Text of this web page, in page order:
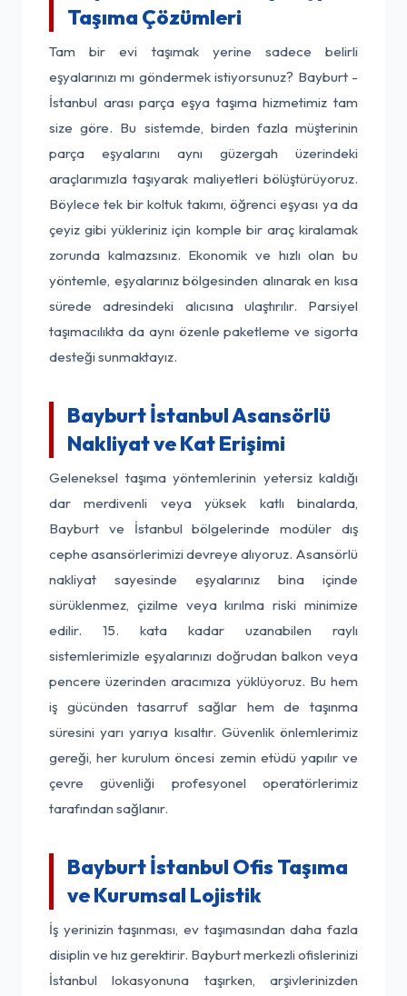
Taşıma Çözümleri
Tam bir evi taşımak yerine sadece belirli
eşyalarınızı mı göndermek istiyorsunuz? Bayburt -
İstanbul arası parça eşya taşıma hizmetimiz tam
size göre. Bu sistemde, birden fazla müşterinin
parça eşyalarını aynı güzergah üzerindeki
araçlarımızla taşıyarak maliyetleri bölüştürüyoruz.
Böylece tek bir koltuk takımı, öğrenci eşyası ya da
çeyiz gibi yükleriniz için komple bir araç kiralamak
zorunda kalmazsınız. Ekonomik ve hızlı olan bu
yöntemle, eşyalarınız bölgesinden alınarak en kısa
sürede adresindeki alıcısına ulaştırılır. Parsiyel
taşımacılıkta da aynı özenle paketleme ve sigorta
desteği sunmaktayız.
Bayburt İstanbul Asansörlü
Nakliyat ve Kat Erişimi
Geleneksel taşıma yöntemlerinin yetersiz kaldığı
dar merdivenli veya yüksek katlı binalarda,
Bayburt ve İstanbul bölgelerinde modüler dış
cephe asansörlerimizi devreye alıyoruz. Asansörlü
nakliyat sayesinde eşyalarınız bina içinde
sürüklenmez, çizilme veya kırılma riski minimize
edilir. 15. kata kadar uzanabilen raylı
sistemlerimizle eşyalarınızı doğrudan balkon veya
pencere üzerinden aracımıza yüklüyoruz. Bu hem
iş gücünden tasarruf sağlar hem de taşınma
süresini yarı yarıya kısaltır. Güvenlik önlemlerimiz
gereği, her kurulum öncesi zemin etüdü yapılır ve
çevre güvenliği profesyonel operatörlerimiz
tarafından sağlanır.
Bayburt İstanbul Ofis Taşıma
ve Kurumsal Lojistik
İş yerinizin taşınması, ev taşımasından daha fazla
disiplin ve hız gerektirir. Bayburt merkezli ofislerinizi
İstanbul lokasyonuna taşırken, arşivlerinizden